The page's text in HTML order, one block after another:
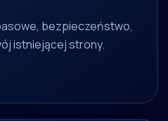
bezpieczeństwo,
istniejącej strony.